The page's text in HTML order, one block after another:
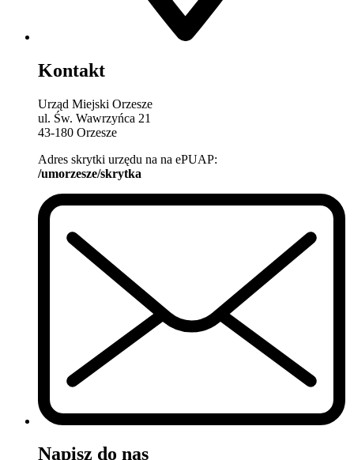
Kontakt
Urząd Miejski Orzesze
ul. Św. Wawrzyńca 21
43-180 Orzesze
Adres skrytki urzędu na na ePUAP:
/umorzesze/skrytka
Napisz do nas